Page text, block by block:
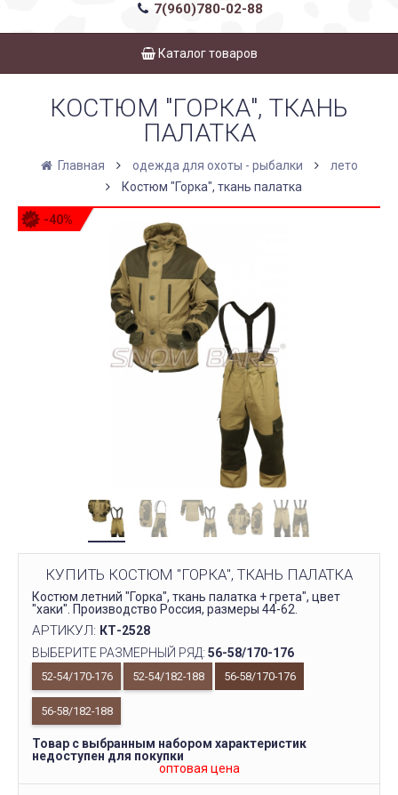
7(960)780-02-88
Каталог товаров
КОСТЮМ "ГОРКА", ТКАНЬ
ПАЛАТКА
Главная одежда для охоты - рыбалки
лето
Костюм "Горка", ткань палатка
-40%
КУПИТЬ КОСТЮМ "ГОРКА", ТКАНЬ ПАЛАТКА
Костюм летний "Горка", ткань палатка + грета", цвет
"хаки". Производство Россия, размеры 44-62.
АРТИКУЛ: КТ-2528
ВЫБЕРИТЕ РАЗМЕРНЫЙ РЯД: 56-58/170-176
52-54/170-176 52-54/182-188 56-58/170-176
56-58/182-188
Товар с выбранным набором характеристик
недоступен для покупки
оптовая цена